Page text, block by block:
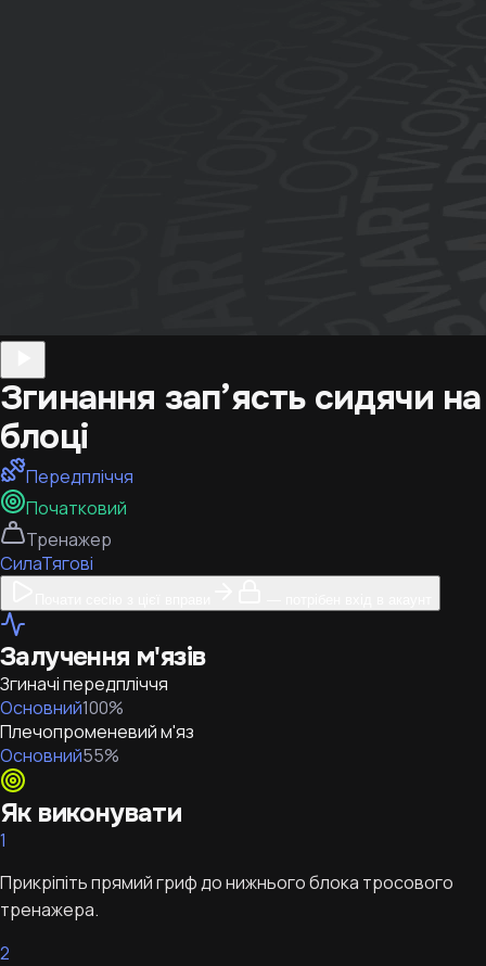
Згинання зап’ясть сидячи на
блоці
Передпліччя
Початковий
Тренажер
СилаТягові
Залучення м'язів
Згиначі передпліччя
Основний100%
Плечопроменевий м'яз
Основний55%
Як виконувати
1
Прикріпіть прямий гриф до нижнього блока тросового
тренажера.
2